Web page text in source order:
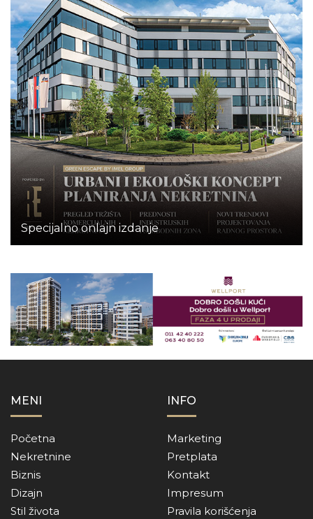
Specijalno onlajn izdanje
MENI
Početna
Nekretnine
Biznis
Dizajn
Stil života
INFO
Marketing
Pretplata
Kontakt
Impresum
Pravila korišćenja